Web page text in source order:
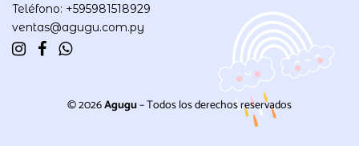
Teléfono: +595981518929
ventas@agugu.com.py
© 2026Agugu– Todos los derechos reservados